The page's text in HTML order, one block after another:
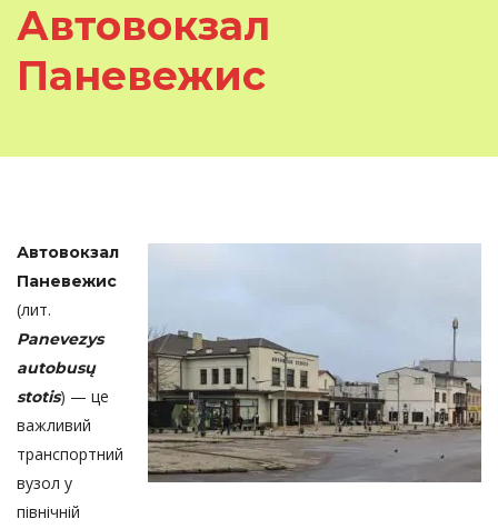
Автовокзал
Паневежис
Автовокзал
Паневежис
(лит.
Panevezys
autobusų
stotis) — це
важливий
транспортний
вузол у
північній